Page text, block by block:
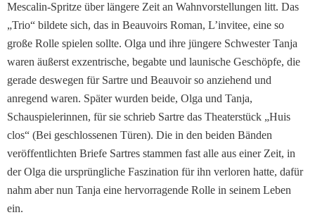
Mescalin-Spritze über längere Zeit an Wahnvorstellungen litt. Das
„Trio“ bildete sich, das in Beauvoirs Roman, L’invitee, eine so
große Rolle spielen sollte. Olga und ihre jüngere Schwester Tanja
waren äußerst exzentrische, begabte und launische Geschöpfe, die
gerade deswegen für Sartre und Beauvoir so anziehend und
anregend waren. Später wurden beide, Olga und Tan­ja,
Schauspielerinnen, für sie schrieb Sartre das Theater­stück „Huis
clos“ (Bei ge­schlossenen Türen). Die in den beiden Bänden
veröffent­lichten Briefe Sartres stam­men fast alle aus einer Zeit, in
der Olga die ursprüngliche Faszination für ihn verloren hatte, dafür
nahm aber nun Tanja eine hervorragende Rolle in seinem Leben
ein.